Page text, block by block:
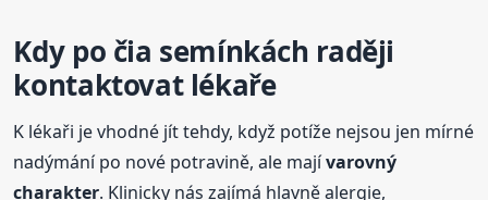
Kdy po čia semínkách raději
kontaktovat lékaře
K lékaři je vhodné jít tehdy, když potíže nejsou jen mírné
nadýmání po nové potravině, ale majívarovný
charakter. Klinicky nás zajímá hlavně alergie,